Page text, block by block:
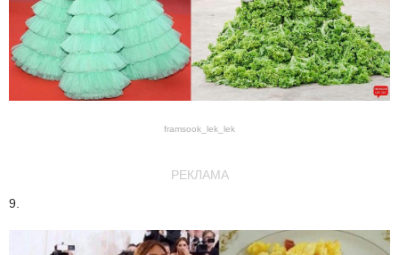
framsook_lek_lek
РЕКЛАМА
9.